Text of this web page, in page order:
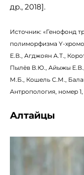
др., 2018].
Источник: «Генофонд
полиморфизма Y-
Е.В., Агджоян А.Т.,
Пылёв В.Ю., Айыжы
М.Б., Кошель С.М.,
Антропология, номер
Алтайцы